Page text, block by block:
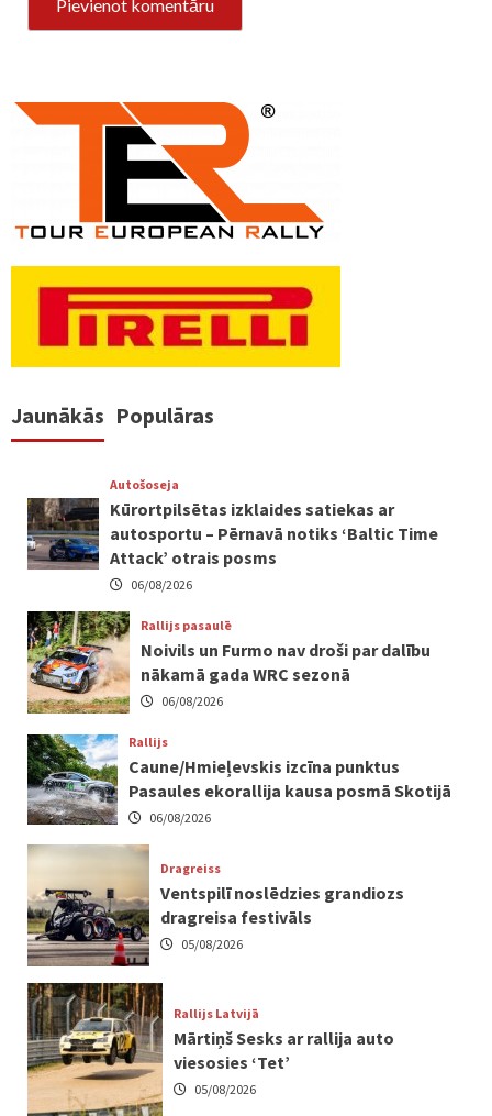
Jaunākās Populāras
Autošoseja
Kūrortpilsētas izklaides satiekas ar
autosportu – Pērnavā notiks ‘Baltic Time
Attack’ otrais posms
06/08/2026
Rallijs pasaulē
Noivils un Furmo nav droši par dalību
nākamā gada WRC sezonā
06/08/2026
Rallijs
Caune/Hmieļevskis izcīna punktus
Pasaules ekorallija kausa posmā Skotijā
06/08/2026
Dragreiss
Ventspilī noslēdzies grandiozs
dragreisa festivāls
05/08/2026
Rallijs Latvijā
Mārtiņš Sesks ar rallija auto
viesosies ‘Tet’
05/08/2026